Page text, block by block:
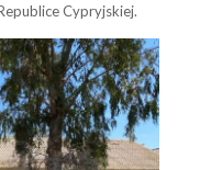
Cypryjskiej.